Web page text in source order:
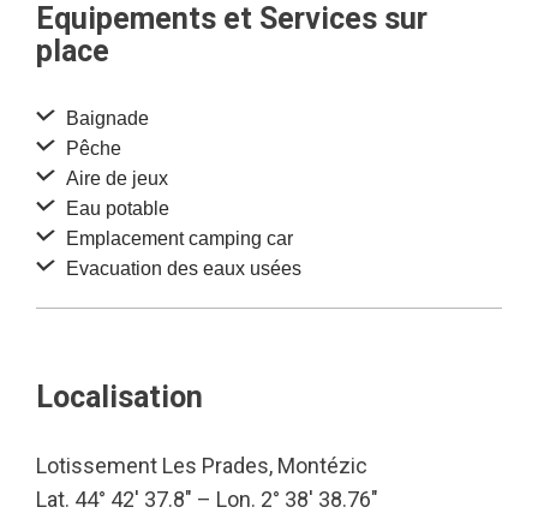
Equipements et Services sur
place
Baignade
Pêche
Aire de jeux
Eau potable
Emplacement camping car
Evacuation des eaux usées
Localisation
Lotissement Les Prades, Montézic
Lat. 44° 42′ 37.8″ – Lon. 2° 38′ 38.76″